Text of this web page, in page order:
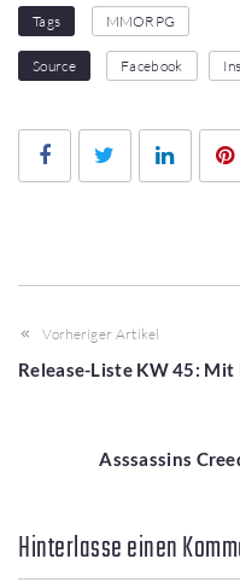
Tags MMORPG
Source Facebook
FacebookTwitter
Vorheriger Artikel
Release-Liste KW 45:
Asssassins
Hinterlasse einen